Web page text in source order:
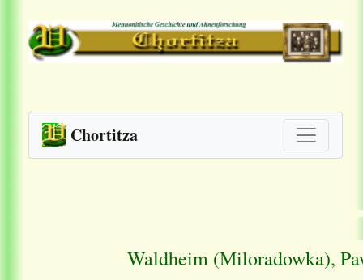
Chortitza
Waldheim (Miloradowka),